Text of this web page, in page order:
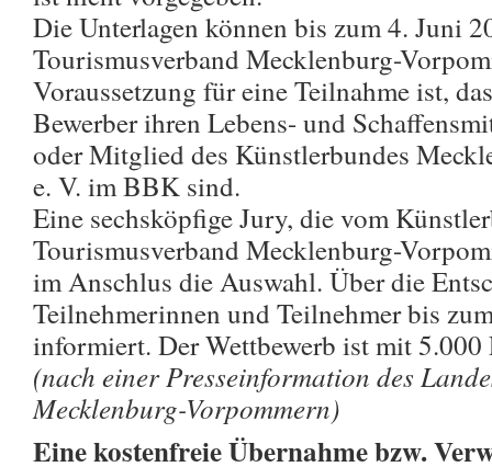
Die Unterlagen können bis zum 4. Juni
Tourismusverband Mecklenburg-
Voraussetzung für eine Teilnahme ist,
Bewerber ihren Lebens- und
oder Mitglied des Künstlerbundes
e. V. im BBK sind.
Eine sechsköpfige Jury, die vom
Tourismusverband Mecklenburg-
im Anschlus die Auswahl. Über die
Teilnehmerinnen und Teilnehmer bis
informiert. Der Wettbewerb ist mit
(nach einer Presseinformation des
Mecklenburg-Vorpommern)
Eine kostenfreie Übernahme bzw.